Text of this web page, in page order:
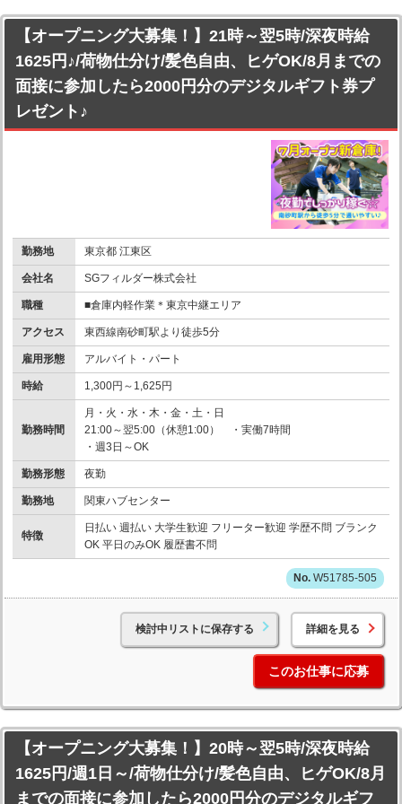
【オープニング大募集！】21時～翌5時/深夜時給
1625円♪/荷物仕分け/髪色自由、ヒゲOK/8月までの
面接に参加したら2000円分のデジタルギフト券プ
レゼント♪
勤務地 東京都 江東区
会社名 SGフィルダー株式会社
職種 ■倉庫内軽作業＊東京中継エリア
アクセス 東西線南砂町駅より徒歩5分
雇用形態 アルバイト・パート
時給 1,300円～1,625円
勤務時間
月・火・水・木・金・土・日
21:00～翌5:00（休憩1:00） ・実働7時間
・週3日～OK
勤務形態 夜勤
勤務地 関東ハブセンター
特徴
日払い 週払い 大学生歓迎 フリーター歓迎 学歴不問 ブランク
OK 平日のみOK 履歴書不問
W51785-505
検討中リストに保存する 詳細を見る
このお仕事に応募
【オープニング大募集！】20時～翌5時/深夜時給
1625円/週1日～/荷物仕分け/髪色自由、ヒゲOK/8月
までの面接に参加したら2000円分のデジタルギフ